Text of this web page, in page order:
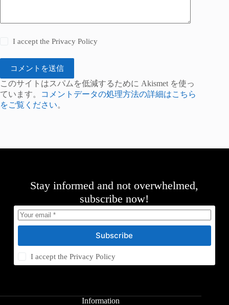
I accept thePrivacy Policy
コメントを送信
このサイトはスパムを低減するために Akismet を使っ
ています。
コメントデータの処理方法の詳細はこちら
をご覧ください。
Stay informed and not overwhelmed,
subscribe now!
Subscribe
I accept thePrivacy Policy
Information